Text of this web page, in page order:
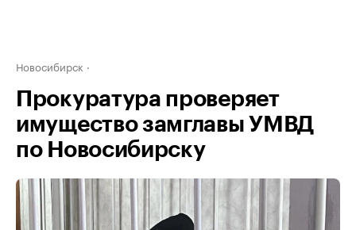
Новосибирск
Прокуратура проверяет
имущество замглавы УМВД
по Новосибирску